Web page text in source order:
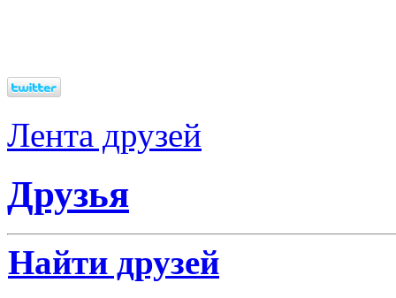
Лента друзей
Друзья
Найти друзей